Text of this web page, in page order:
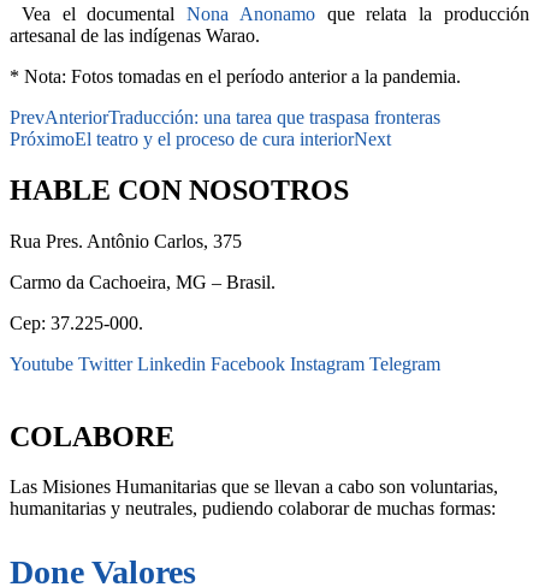
Vea el documentalNona Anonamoque relata la producción
artesanal de las indígenas Warao.
* Nota: Fotos tomadas en el período anterior a la pandemia.
PrevAnteriorTraducción: una tarea que traspasa fronteras
PróximoEl teatro y el proceso de cura interiorNext
HABLE CON NOSOTROS
Rua Pres. Antônio Carlos, 375
Carmo da Cachoeira, MG – Brasil.
Cep: 37.225-000.
Youtube Twitter Linkedin Facebook Instagram Telegram
COLABORE
Las Misiones Humanitarias que se llevan a cabo son voluntarias,
humanitarias y neutrales, pudiendo colaborar de muchas formas:
Done Valores